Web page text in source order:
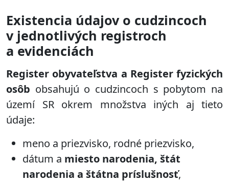
Existencia údajov o cudzincoch
v jednotlivých registroch
a evidenciách
Register obyvateľstva a Register fyzických
osôb obsahujú o cudzincoch s pobytom na
území SR okrem množstva iných aj tieto
údaje:
meno a priezvisko, rodné priezvisko,
dátum a miesto narodenia, štát
narodenia a štátna príslušnosť,